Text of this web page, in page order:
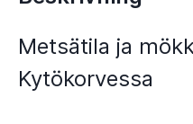
Metsätila ja
Kytökorvessa